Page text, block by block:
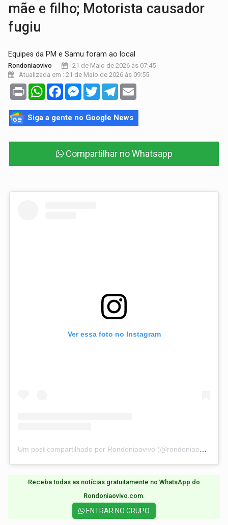
mãe e filho; Motorista causador
fugiu
Equipes da PM e Samu foram ao local
Rondoniaovivo
21 de Maio de 2026 às 07:45
Atualizada em : 21 de Maio de 2026 às 09:55
Print WhatsAppFacebookMessenger
TwitterTelegram
Siga a gente no Google News
Compartilhar no Whatsapp
Ver essa foto no Instagram
Receba todas as notícias gratuitamente no WhatsApp do
Rondoniaovivo.com.​
ENTRAR NO GRUPO